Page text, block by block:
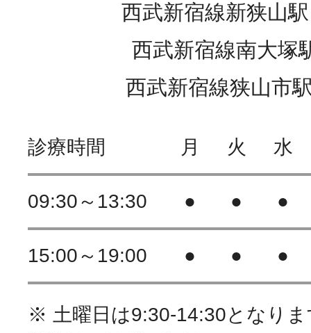
西武新宿線新狭山
西武新宿線南大塚
西武新宿線狭山市
診療時間 月 火 水
09:30～13:30 ● ● ●
15:00～19:00 ● ● ●
※ 土曜日は9:30-14:30となりま